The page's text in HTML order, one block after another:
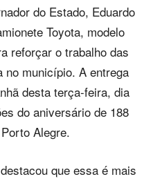
do Estado, Eduardo
Toyota, modelo
reforçar o trabalho das
no município. A entrega
desta terça-feira, dia
do aniversário de 188
Alegre.
que essa é mais